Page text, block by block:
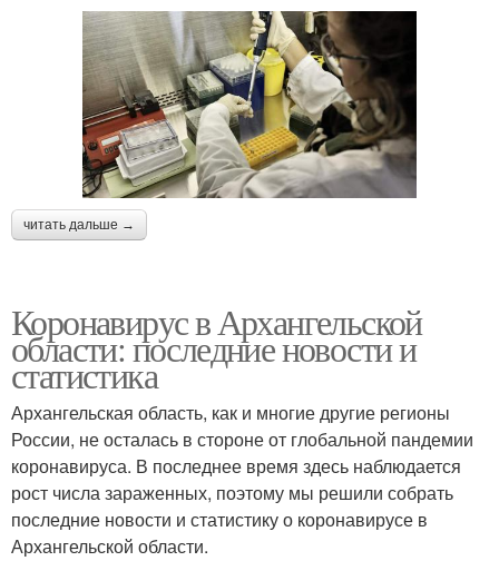
читать дальше →
Коронавирус в Архангельской
области: последние новости и
статистика
Архангельская область, как и многие другие регионы
России, не осталась в стороне от глобальной пандемии
коронавируса. В последнее время здесь наблюдается
рост числа зараженных, поэтому мы решили собрать
последние новости и статистику о коронавирусе в
Архангельской области.